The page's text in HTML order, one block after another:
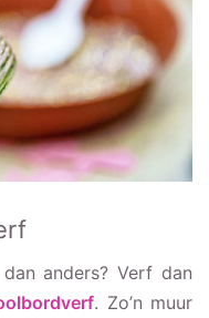
anders? Verf dan
. Zo’n muur